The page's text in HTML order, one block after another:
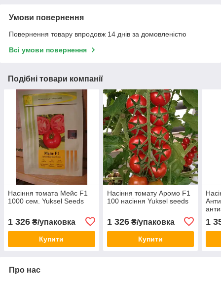
Умови повернення
Повернення товару впродовж 14 днів за домовленістю
Всі умови повернення
Подібні товари компанії
Насіння томата Мейс F1
1000 сем. Yuksel Seeds
1 326 ₴/упаковка
Купити
Насіння томату Аромо F1
100 насіння Yuksel seeds
1 326₴/упаковка
Купити
1
Про нас